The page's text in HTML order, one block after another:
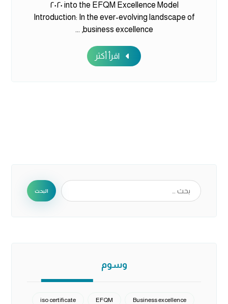
into the EFQM Excellence Model ٢٠٢٠
Introduction: In the ever-evolving landscape of
business excellence, ...
اقرأ أكثر
وسوم
Business excellence
EFQM
iso certificate